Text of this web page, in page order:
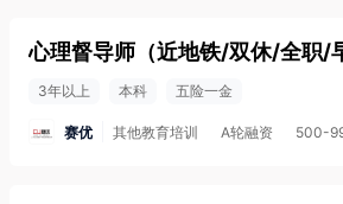
心理督导师（近地铁/双休/全职/
3年以上 本科 五险一金
赛优 其他教育培训 A轮融资 500-